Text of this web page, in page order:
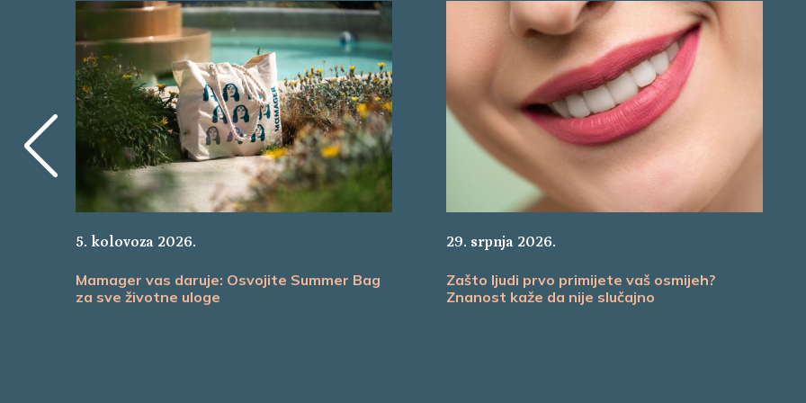
5. kolovoza 2026.
Mamager vas daruje: Osvojite Summer Bag
za sve životne uloge
29. srpnja 2026.
Zašto ljudi prvo primijete vaš osmijeh?
Znanost kaže da nije slučajno